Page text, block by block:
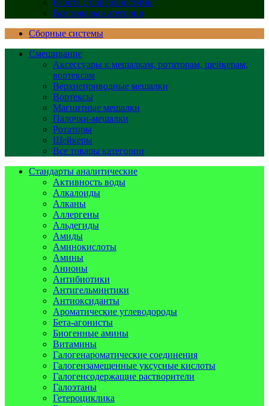
Работа с поверхностями
Все товары категории
Сборные системы
Смешивание
Аксессуары к мешалкам, ротаторам, шейкерам,
вортексам
Верхнеприводные мешалки
Вортексы
Магнитные мешалки
Палочки-мешалки
Ротаторы
Шейкеры
Все товары категории
Стандарты аналитические
Активность воды
Алкалоиды
Алканы
Аллергены
Альдегиды
Амиды
Аминокислоты
Амины
Анионы
Антибиотики
Антигельминтики
Антиоксиданты
Ароматические углеводороды
Бета-агонисты
Биогенные амины
Витамины
Галогенароматические соединения
Галогензамещенные уксусные кислоты
Галогенсодержащие растворители
Галоэтаны
Гетероциклика